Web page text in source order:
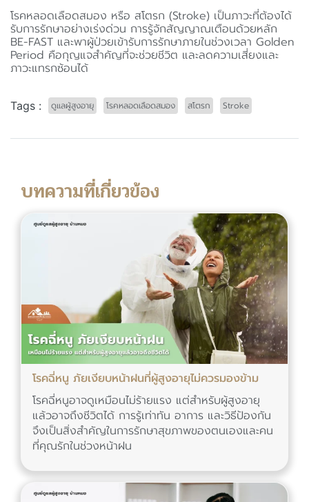
โรคหลอดเลือดสมอง หรือ สโตรก (Stroke) เป็นภาวะที่ต้องได้
รับการรักษาอย่างเร่งด่วน การรู้จักสัญญาณเตือนด้วยหลัก
BE-FAST และพาผู้ป่วยเข้ารับการรักษาภายในช่วงเวลา Golden
Period คือกุญแจสำคัญที่จะช่วยชีวิต และลดความเสี่ยงและ
ภาวะแทรกซ้อนได้
Tags : ดูแลผู้สูงอายุ โรคหลอดเลือดสมอง สโตรก Stroke
บทความที่เกี่ยวข้อง
โรคฉี่หนู ภัยเงียบหน้าฝนที่ผู้สูงอายุไม่ควรมองข้าม
โรคฉี่หนูอาจดูเหมือนไม่ร้ายแรง แต่สำหรับผู้สูงอายุ
แล้วอาจถึงชีวิตได้ การรู้เท่าทัน อาการ และวิธีป้องกัน
จึงเป็นสิ่งสำคัญในการรักษาสุขภาพของตนเองและคน
ที่คุณรักในช่วงหน้าฝน